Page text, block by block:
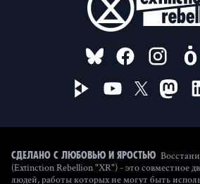
FOLLOW US
Сделано с любовью и яростью
(Extinction Rebellion "XR") - это совместное
людей, работы которых не могут быть